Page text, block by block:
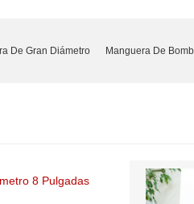
De Gran Diámetro Manguera De
8 Pulgadas